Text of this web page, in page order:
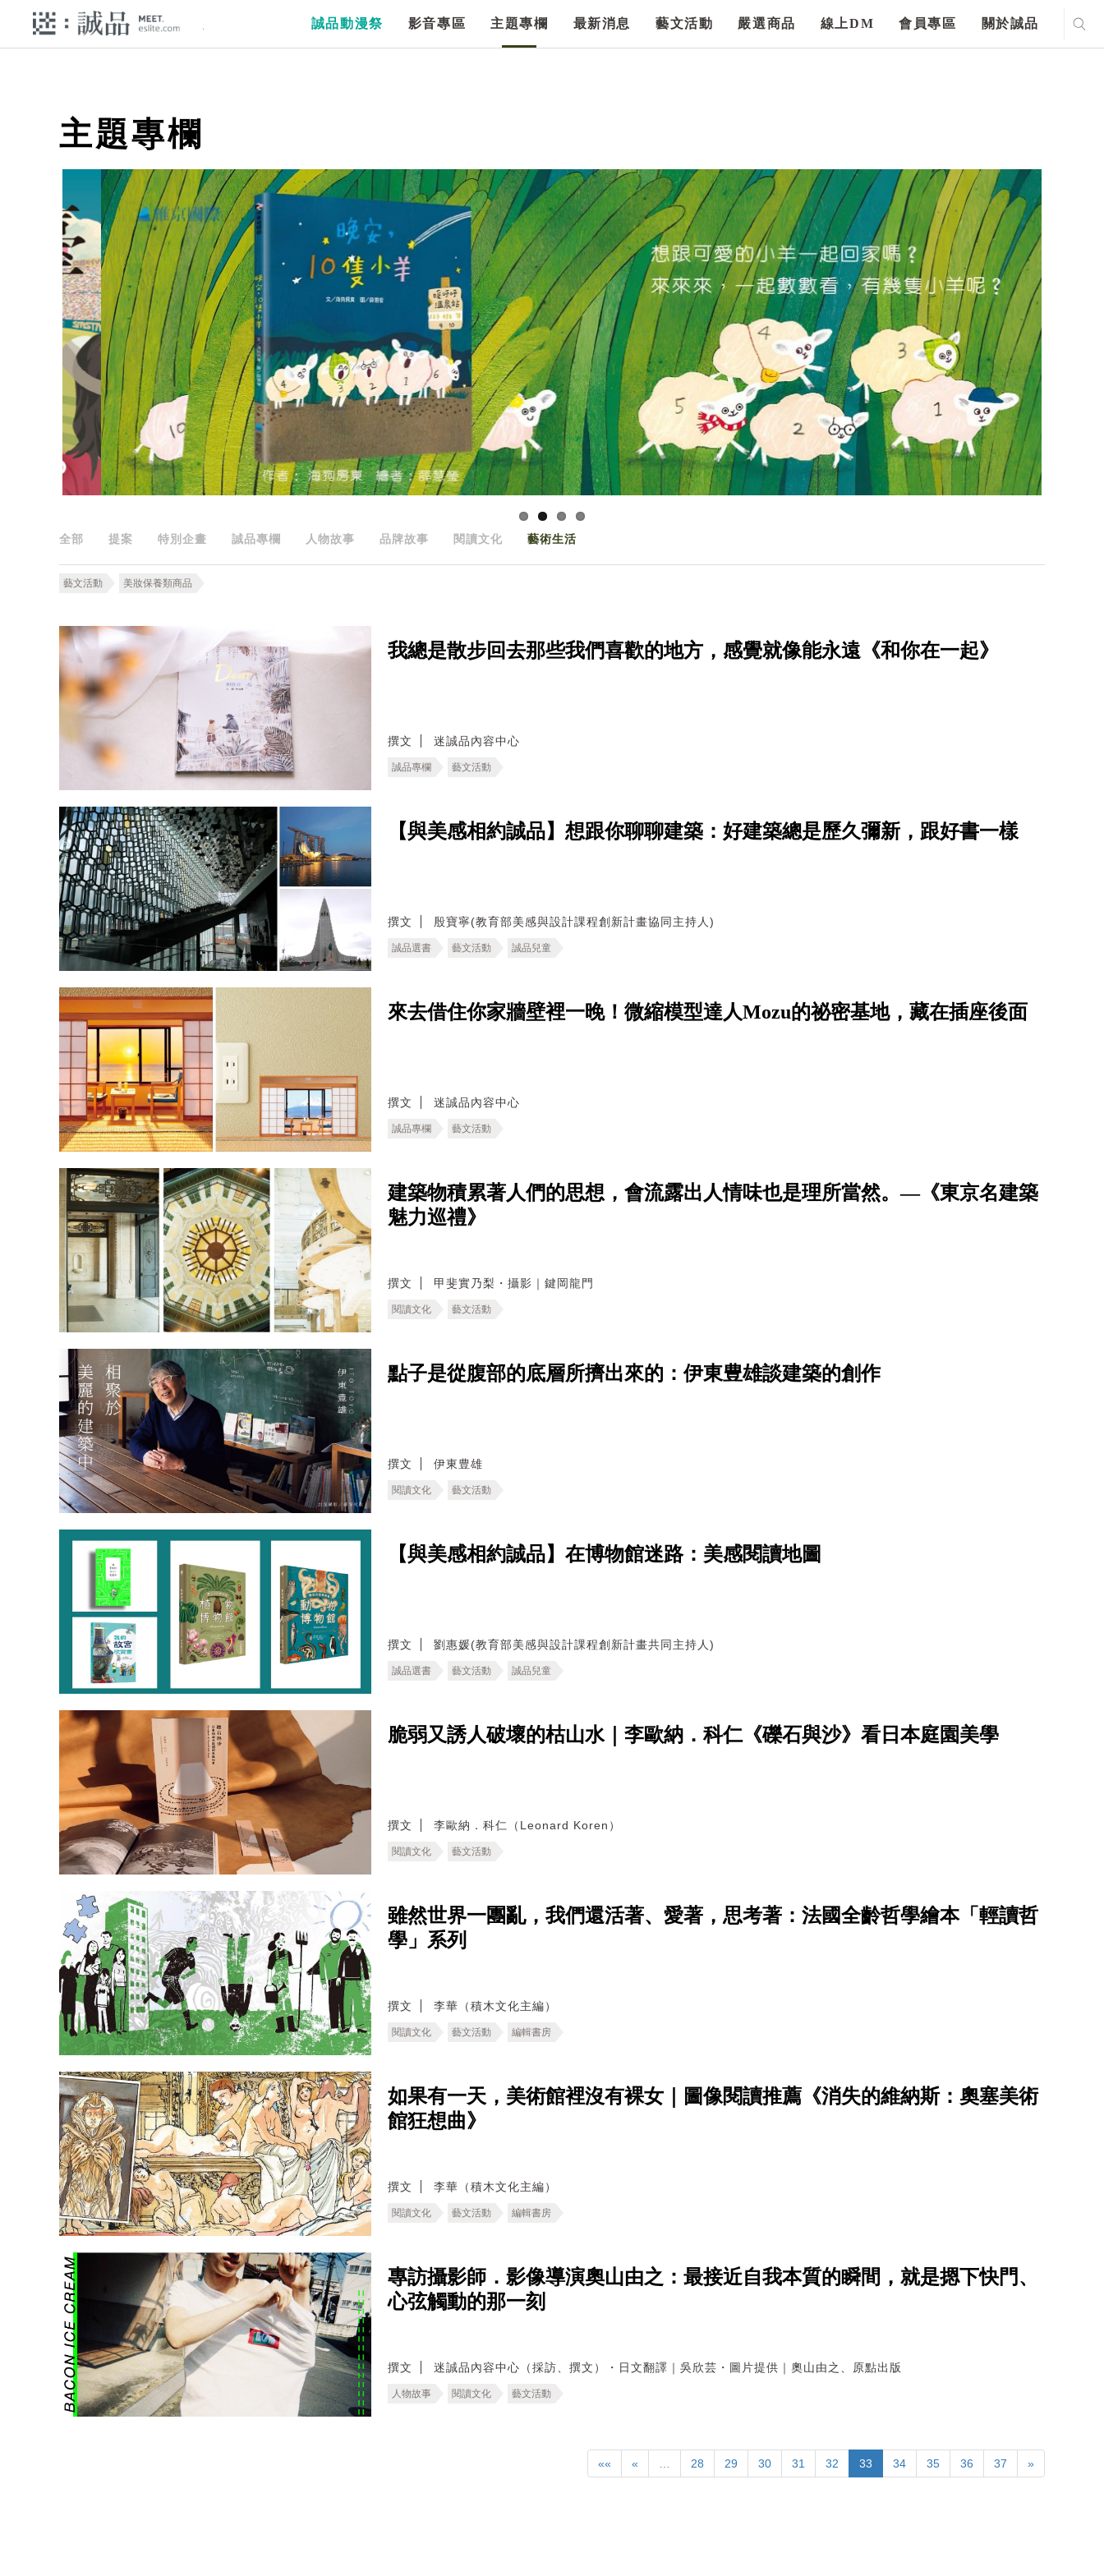
誠品動漫祭 影音專區 主題專欄 最新消息 藝文活動 嚴選商品 線上DM 會員專區 關於誠品
主題專欄
全部 提案 特別企畫 誠品專欄 人物故事 品牌故事 閱讀文化 藝術生活
藝文活動 美妝保養類商品
我總是散步回去那些我們喜歡的地方，感覺就像能永遠《和你在一起》
撰文 迷誠品內容中心
誠品專欄 藝文活動
【與美感相約誠品】想跟你聊聊建築：好建築總是歷久彌新，跟好書一樣
撰文 殷寶寧(教育部美感與設計課程創新計畫協同主持人)
誠品選書 藝文活動 誠品兒童
來去借住你家牆壁裡一晚！微縮模型達人Mozu的祕密基地，藏在插座後面
撰文 迷誠品內容中心
誠品專欄 藝文活動
建築物積累著人們的思想，會流露出人情味也是理所當然。—《東京名建築
魅力巡禮》
撰文 甲斐實乃梨・攝影｜鍵岡龍門
閱讀文化 藝文活動
點子是從腹部的底層所擠出來的：伊東豊雄談建築的創作
撰文 伊東豊雄
閱讀文化 藝文活動
【與美感相約誠品】在博物館迷路：美感閱讀地圖
撰文 劉惠媛(教育部美感與設計課程創新計畫共同主持人)
誠品選書 藝文活動 誠品兒童
脆弱又誘人破壞的枯山水｜李歐納．科仁《礫石與沙》看日本庭園美學
撰文 李歐納．科仁（Leonard Koren）
閱讀文化 藝文活動
雖然世界一團亂，我們還活著、愛著，思考著：法國全齡哲學繪本「輕讀哲
學」系列
撰文 李華（積木文化主編）
閱讀文化 藝文活動 編輯書房
如果有一天，美術館裡沒有裸女｜圖像閱讀推薦《消失的維納斯：奧塞美術
館狂想曲》
撰文 李華（積木文化主編）
閱讀文化 藝文活動 編輯書房
專訪攝影師．影像導演奧山由之：最接近自我本質的瞬間，就是摁下快門、
心弦觸動的那一刻
撰文 迷誠品內容中心（採訪、撰文）・日文翻譯｜吳欣芸・圖片提供｜奧山由之、原點出版
人物故事 閱讀文化 藝文活動
«« « … 28 29 30 31 32 33 34 35 36 37 »